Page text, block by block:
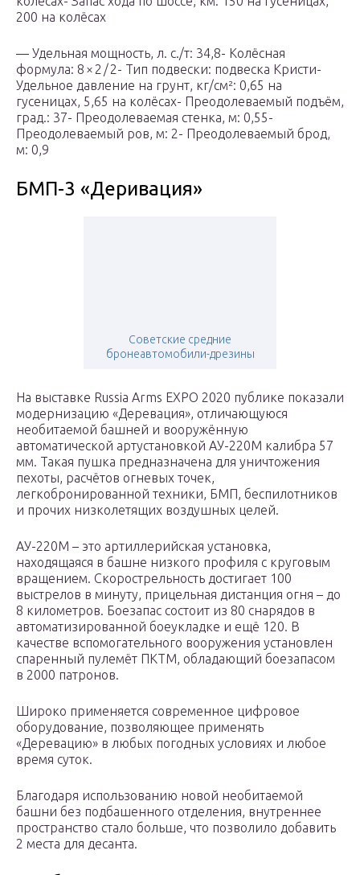
200 на колёсах
— Удельная мощность, л. с./т: 34,8- Колёсная
формула: 8 × 2 / 2- Тип подвески: подвеска Кристи-
Удельное давление на грунт, кг/см²: 0,65 на
гусеницах, 5,65 на колёсах- Преодолеваемый подъём,
град.: 37- Преодолеваемая стенка, м: 0,55-
Преодолеваемый ров, м: 2- Преодолеваемый брод,
м: 0,9
БМП-3 «Деривация»
Советские средние
бронеавтомобили-дрезины
На выставке Russia Arms EXPO 2020 публике показали
модернизацию «Деревация», отличающуюся
необитаемой башней и вооружённую
автоматической артустановкой АУ-220М калибра 57
мм. Такая пушка предназначена для уничтожения
пехоты, расчётов огневых точек,
легкобронированной техники, БМП, беспилотников
и прочих низколетящих воздушных целей.
АУ-220М – это артиллерийская установка,
находящаяся в башне низкого профиля с круговым
вращением. Скорострельность достигает 100
выстрелов в минуту, прицельная дистанция огня – до
8 километров. Боезапас состоит из 80 снарядов в
автоматизированной боеукладке и ещё 120. В
качестве вспомогательного вооружения установлен
спаренный пулемёт ПКТМ, обладающий боезапасом
в 2000 патронов.
Широко применяется современное цифровое
оборудование, позволяющее применять
«Деревацию» в любых погодных условиях и любое
время суток.
Благодаря использованию новой необитаемой
башни без подбашенного отделения, внутреннее
пространство стало больше, что позволило добавить
2 места для десанта.